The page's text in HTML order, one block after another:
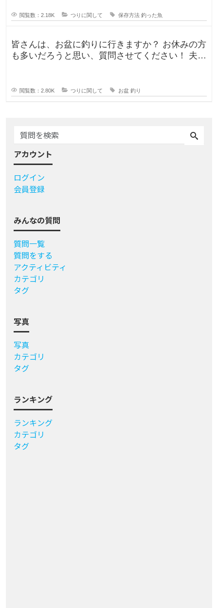
閲覧数：2.18K つりに関して 保存方法 釣った魚
皆さんは、お盆に釣りに行きますか？ お休みの方
も多いだろうと思い、質問させてください！ 夫曰
閲覧数：2.80K つりに関して お盆 釣り
アカウント
ログイン
会員登録
みんなの質問
質問一覧
質問をする
アクティビティ
カテゴリ
タグ
写真
写真
カテゴリ
タグ
ランキング
ランキング
カテゴリ
タグ